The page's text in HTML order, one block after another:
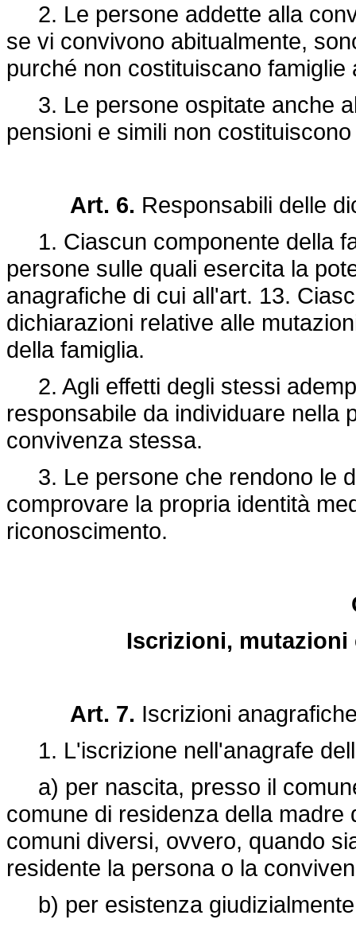
2. Le persone addette alla
se vi convivono abitualmente,
purché non costituiscano famiglie
3. Le persone ospitate anche
pensioni e simili non
Art. 6. Responsabili delle
1. Ciascun componente della
persone sulle quali esercita la
anagrafiche di cui all'art. 13.
dichiarazioni relative alle
della famiglia.
2. Agli effetti degli stessi
responsabile da individuare nella
convivenza stessa.
3. Le persone che rendono le
comprovare la propria identità
riconoscimento.
Iscrizioni, mutazioni
Art. 7. Iscrizioni
1. L'iscrizione nell'anagrafe
a) per nascita, presso il
comune di residenza della
comuni diversi, ovvero, quando
residente la persona o la
b) per esistenza